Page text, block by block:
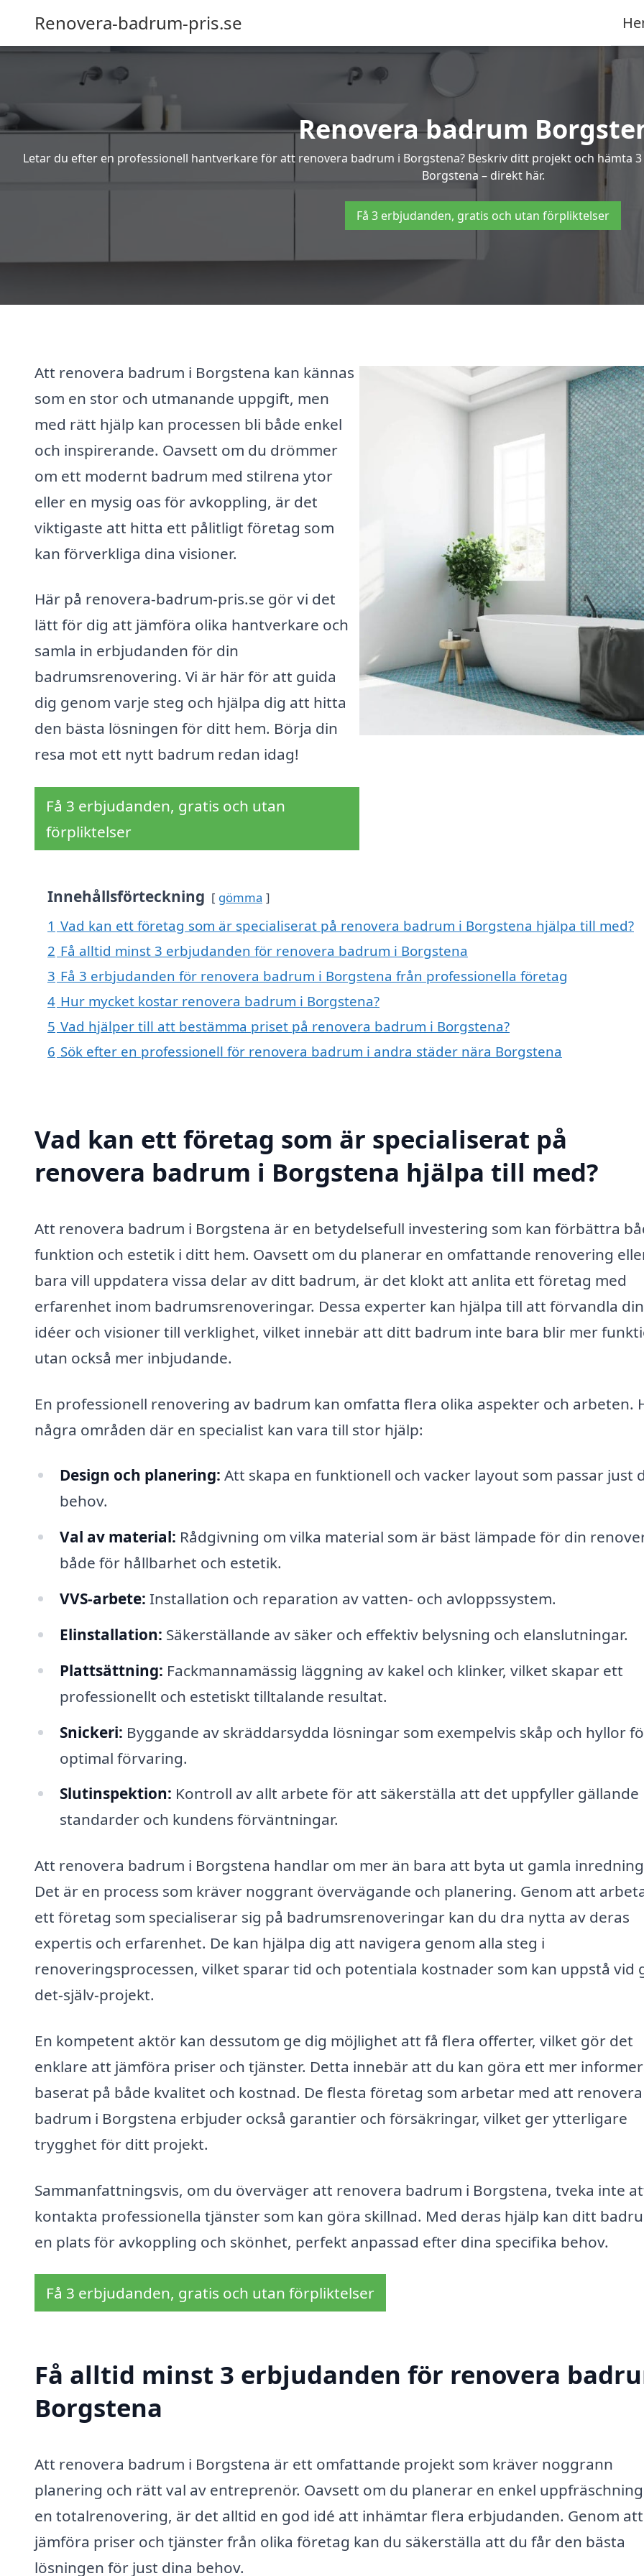
Renovera-badrum-pris.se
Renovera badrum
Letar du efter en professionell hantverkare för att renovera badrum i Borgstena? Beskriv ditt projekt och
Borgstena – direkt här.
Få 3 erbjudanden, gratis och utan förpliktelser
Att renovera badrum i Borgstena kan kännas
som en stor och utmanande uppgift, men
med rätt hjälp kan processen bli både enkel
och inspirerande. Oavsett om du drömmer
om ett modernt badrum med stilrena ytor
eller en mysig oas för avkoppling, är det
viktigaste att hitta ett pålitligt företag som
kan förverkliga dina visioner.
Här på renovera-badrum-pris.se gör vi det
lätt för dig att jämföra olika hantverkare och
samla in erbjudanden för din
badrumsrenovering. Vi är här för att guida
dig genom varje steg och hjälpa dig att hitta
den bästa lösningen för ditt hem. Börja din
resa mot ett nytt badrum redan idag!
Få 3 erbjudanden, gratis och utan
förpliktelser
Innehållsförteckning gömma
1 Vad kan ett företag som är specialiserat på renovera badrum i Borgstena hjälpa till med?
2 Få alltid minst 3 erbjudanden för renovera badrum i Borgstena
3 Få 3 erbjudanden för renovera badrum i Borgstena från professionella företag
4 Hur mycket kostar renovera badrum i Borgstena?
5 Vad hjälper till att bestämma priset på renovera badrum i Borgstena?
6 Sök efter en professionell för renovera badrum i andra städer nära Borgstena
Vad kan ett företag som är specialiserat på
renovera badrum i Borgstena hjälpa till med?
Att renovera badrum i Borgstena är en betydelsefull investering som kan förbättra
funktion och estetik i ditt hem. Oavsett om du planerar en omfattande renovering
bara vill uppdatera vissa delar av ditt badrum, är det klokt att anlita ett företag med
erfarenhet inom badrumsrenoveringar. Dessa experter kan hjälpa till att förvandla
idéer och visioner till verklighet, vilket innebär att ditt badrum inte bara blir mer
utan också mer inbjudande.
En professionell renovering av badrum kan omfatta flera olika aspekter och arbeten.
några områden där en specialist kan vara till stor hjälp:
Design och planering: Att skapa en funktionell och vacker layout som passar just
behov.
Val av material: Rådgivning om vilka material som är bäst lämpade för din
både för hållbarhet och estetik.
VVS-arbete: Installation och reparation av vatten- och avloppssystem.
Elinstallation: Säkerställande av säker och effektiv belysning och elanslutningar.
Plattsättning: Fackmannamässig läggning av kakel och klinker, vilket skapar ett
professionellt och estetiskt tilltalande resultat.
Snickeri: Byggande av skräddarsydda lösningar som exempelvis skåp och hyllor
optimal förvaring.
Slutinspektion: Kontroll av allt arbete för att säkerställa att det uppfyller gällande
standarder och kundens förväntningar.
Att renovera badrum i Borgstena handlar om mer än bara att byta ut gamla
Det är en process som kräver noggrant övervägande och planering. Genom att
ett företag som specialiserar sig på badrumsrenoveringar kan du dra nytta av deras
expertis och erfarenhet. De kan hjälpa dig att navigera genom alla steg i
renoveringsprocessen, vilket sparar tid och potentiala kostnader som kan uppstå vid
det-själv-projekt.
En kompetent aktör kan dessutom ge dig möjlighet att få flera offerter, vilket gör det
enklare att jämföra priser och tjänster. Detta innebär att du kan göra ett mer
baserat på både kvalitet och kostnad. De flesta företag som arbetar med att renovera
badrum i Borgstena erbjuder också garantier och försäkringar, vilket ger ytterligare
trygghet för ditt projekt.
Sammanfattningsvis, om du överväger att renovera badrum i Borgstena, tveka inte
kontakta professionella tjänster som kan göra skillnad. Med deras hjälp kan ditt
en plats för avkoppling och skönhet, perfekt anpassad efter dina specifika behov.
Få 3 erbjudanden, gratis och utan förpliktelser
Få alltid minst 3 erbjudanden för renovera
Borgstena
Att renovera badrum i Borgstena är ett omfattande projekt som kräver noggrann
planering och rätt val av entreprenör. Oavsett om du planerar en enkel
en totalrenovering, är det alltid en god idé att inhämtar flera erbjudanden. Genom att
jämföra priser och tjänster från olika företag kan du säkerställa att du får den bästa
lösningen för just dina behov.